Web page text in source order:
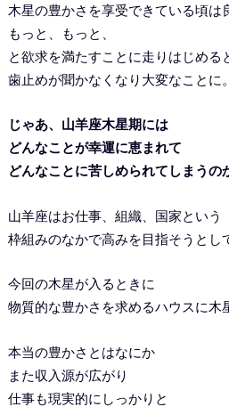
木星の豊かさを享受できている頃は
もっと、もっと、
と欲求を満たすことに走りはじめる
歯止めが聞かなくなり大変なことに。
じゃあ、山羊座木星期には
どんなことが幸運に恵まれて
どんなことに苦しめられてしまうの
山羊座はお仕事、組織、国家という
枠組みのなかで高みを目指そうとし
今回の木星が入るときに
物質的な豊かさを求めるハウスに木
本当の豊かさとはなにか
また収入源が広がり
仕事も現実的にしっかりと